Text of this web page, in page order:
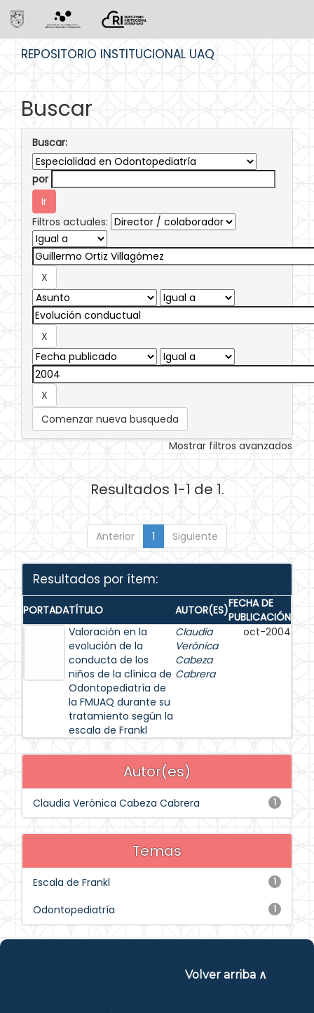
REPOSITORIO INSTITUCIONAL UAQ
Buscar
Buscar:
por
Filtros actuales:
Comenzar nueva busqueda
Mostrar filtros avanzados
Resultados 1-1 de 1.
Anterior 1 Siguiente
Resultados por ítem:
PORTADATÍTULO AUTOR(ES)FECHA DE
PUBLICACIÓN
Valoración en la
evolución de la
conducta de los
niños de la clínica de
Odontopediatría de
la FMUAQ durante su
tratamiento según la
escala de Frankl
Claudia
Verónica
Cabeza
Cabrera
oct-2004
Autor(es)
1
Claudia Verónica Cabeza Cabrera
Temas
1
Escala de Frankl
1
Odontopediatría
Volver arriba ∧